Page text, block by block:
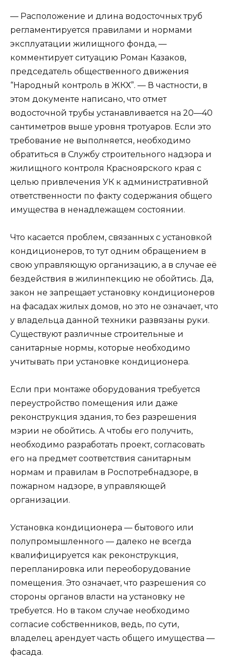
— Расположение и длина водосточных труб
регламентируется правилами и нормами
эксплуатации жилищного фонда, —
комментирует ситуацию Роман Казаков,
председатель общественного движения
“Народный контроль в ЖКХ”. — В частности, в
этом документе написано, что отмет
водосточной трубы устанавливается на 20—40
сантиметров выше уровня тротуаров. Если это
требование не выполняется, необходимо
обратиться в Службу строительного надзора и
жилищного контроля Красноярского края с
целью привлечения УК к административной
ответственности по факту содержания общего
имущества в ненадлежащем состоянии.
Что касается проблем, связанных с установкой
кондиционеров, то тут одним обращением в
свою управляющую организацию, а в случае её
бездействия в жилинпекцию не обойтись. Да,
закон не запрещает установку кондиционеров
на фасадах жилых домов, но это не означает, что
у владельца данной техники развязаны руки.
Существуют различные строительные и
санитарные нормы, которые необходимо
учитывать при установке кондиционера.
Если при монтаже оборудования требуется
переустройство помещения или даже
реконструкция здания, то без разрешения
мэрии не обойтись. А чтобы его получить,
необходимо разработать проект, согласовать
его на предмет соответствия санитарным
нормам и правилам в Роспотребнадзоре, в
пожарном надзоре, в управляющей
организации.
Установка кондиционера — бытового или
полупромышленного — далеко не всегда
квалифицируется как реконструкция,
перепланировка или переоборудование
помещения. Это означает, что разрешения со
стороны органов власти на установку не
требуется. Но в таком случае необходимо
согласие собственников, ведь, по сути,
владелец арендует часть общего имущества —
фасада.